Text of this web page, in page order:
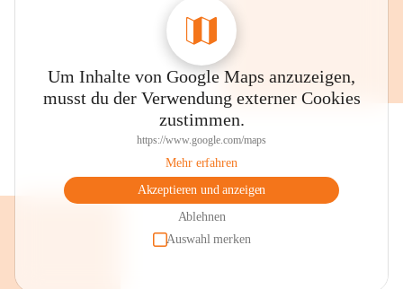
Um Inhalte von Google Maps anzuzeigen,
musst du der Verwendung externer Cookies
zustimmen.
https://www.google.com/maps
Mehr erfahren
Akzeptieren und anzeigen
Ablehnen
Auswahl merken